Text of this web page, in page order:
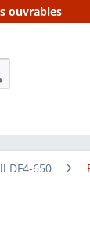
ouvrables
DF4-650